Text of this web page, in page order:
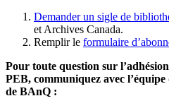
Demander un sigle de
et Archives Canada.
Remplir le formulaire
Pour toute question sur
PEB, communiquez avec
de BAnQ :